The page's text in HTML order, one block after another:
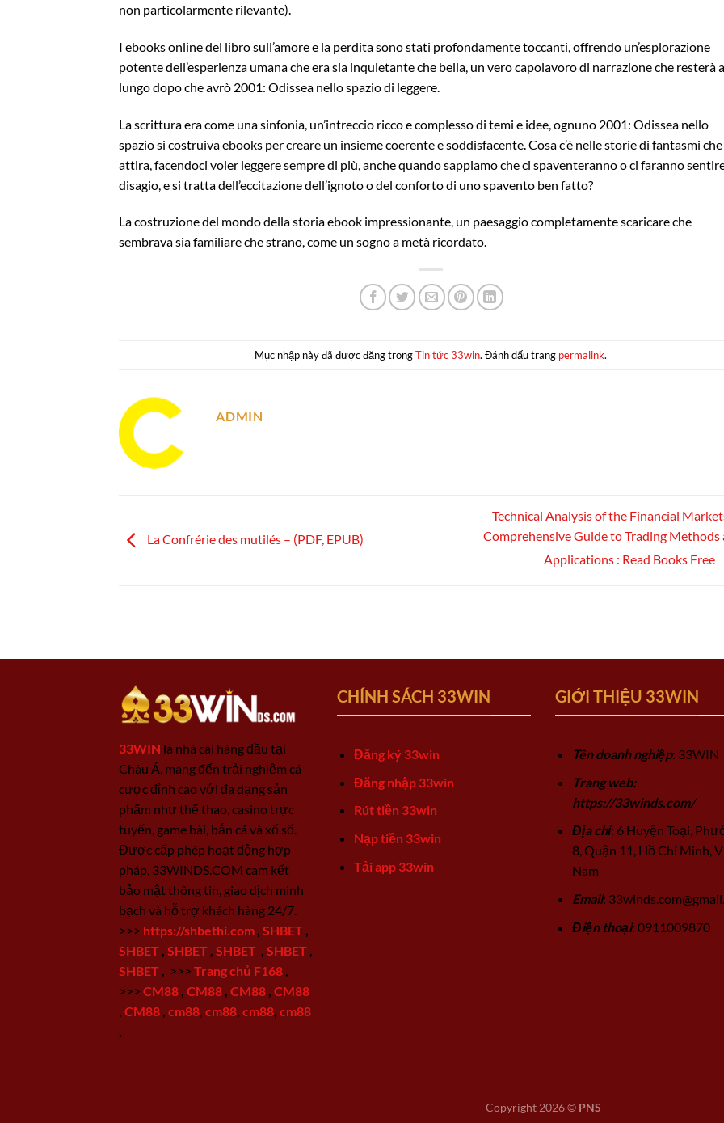
non particolarmente rilevante).
I ebooks online del libro sull’amore e la perdita sono stati profondamente toccanti, offrendo un’esplorazione
potente dell’esperienza umana che era sia inquietante che bella, un vero capolavoro di narrazione che resterà a
lungo dopo che avrò 2001: Odissea nello spazio di leggere.
La scrittura era come una sinfonia, un’intreccio ricco e complesso di temi e idee, ognuno 2001: Odissea nello
spazio si costruiva ebooks per creare un insieme coerente e soddisfacente. Cosa c’è nelle storie di fantasmi che
attira, facendoci voler leggere sempre di più, anche quando sappiamo che ci spaventeranno o ci faranno
disagio, e si tratta dell’eccitazione dell’ignoto o del conforto di uno spavento ben fatto?
La costruzione del mondo della storia ebook impressionante, un paesaggio completamente scaricare che
sembrava sia familiare che strano, come un sogno a metà ricordato.
Mục nhập này đã được đăng trongTin tức 33win. Đánh dấu trang permalink.
ADMIN
La Confrérie des mutilés – (PDF, EPUB)
Technical Analysis of the Financial
Comprehensive Guide to Trading Methods
Applications : Read Books Free
33WIN là nhà cái hàng đầu tại
Châu Á, mang đến trải nghiệm cá
cược đỉnh cao với đa dạng sản
phẩm như thể thao, casino trực
tuyến, game bài, bắn cá và xổ số.
Được cấp phép hoạt động hợp
pháp, 33WINDS.COM cam kết
bảo mật thông tin, giao dịch minh
bạch và hỗ trợ khách hàng 24/7.
>>> https://shbethi.com SHBET
SHBET SHBET SHBET SHBET
SHBET
>>> Trang chủ F168
>>> CM88 CM88 CM88 CM88
CM88 cm88 cm88 cm88 cm88
CHÍNH SÁCH 33WIN
Đăng ký 33win
Đăng nhập 33win
Rút tiền 33win
Nạp tiền 33win
Tải app 33win
GIỚI THIỆU 33WIN
Tên doanh nghiệp: 33WIN
Trang web:
https://33winds.com/
Địa chỉ: 6 Huyện Toại,
8, Quận 11, Hồ Chí Minh,
Nam
Email:
Điện thoại: 0911009870
Copyright 2026 © PNS